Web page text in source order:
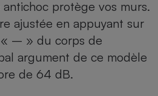
antichoc protège vos murs.
ajustée en appuyant sur
– » du corps de
argument de ce modèle
de 64 dB.